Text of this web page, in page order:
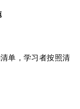
单 ，学习者按照清